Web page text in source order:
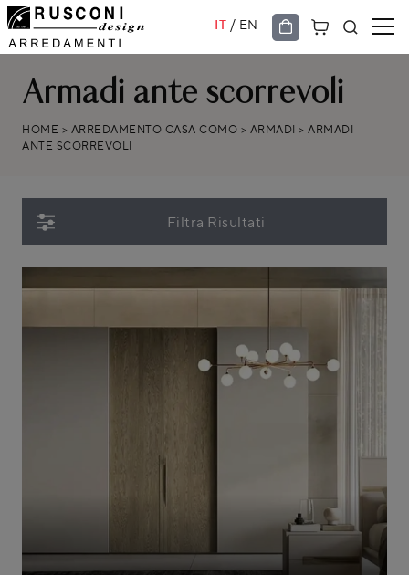
IT / EN
Armadi ante scorrevoli
HOME > ARREDAMENTO CASA COMO > ARMADI > ARMADI
ANTE SCORREVOLI
Filtra Risultati